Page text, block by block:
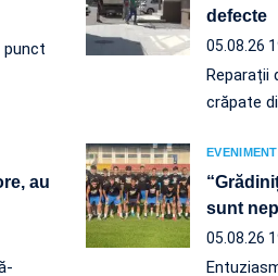
punct
defecte
05.08.26
Reparații
crăpate
au
EVENIMENT
sunt
05.08.26